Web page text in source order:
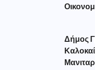
Δήμος